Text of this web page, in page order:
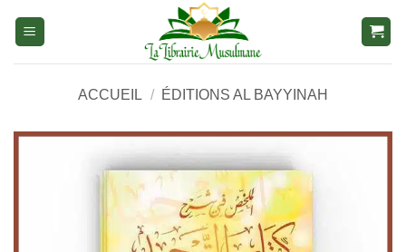
ACCUEIL / ÉDITIONS AL BAYYINAH